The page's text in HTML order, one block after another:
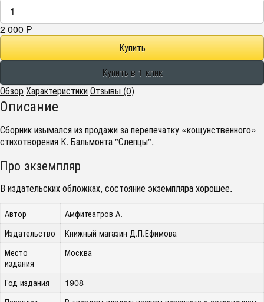
2 000 Р
ОбзорХарактеристикиОтзывы (0)
Описание
Сборник изымался из продажи за перепечатку «кощунственного»
стихотворения К. Бальмонта "Слепцы".
Про экземпляр
В издательских обложках, состояние экземпляра хорошее.
Автор
Амфитеатров А.
Издательство
Книжный магазин Д.П.Ефимова
Место
издания
Москва
Год издания
1908